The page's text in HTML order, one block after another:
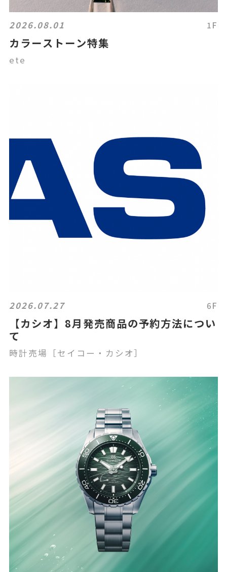
2026.08.01 1F
カラーストーン特集
ete
2026.07.27 6F
【カシオ】8月発売商品の予約方法につい
て
時計売場［セイコー・カシオ］